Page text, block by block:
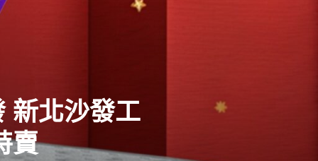
新北沙發工
賣